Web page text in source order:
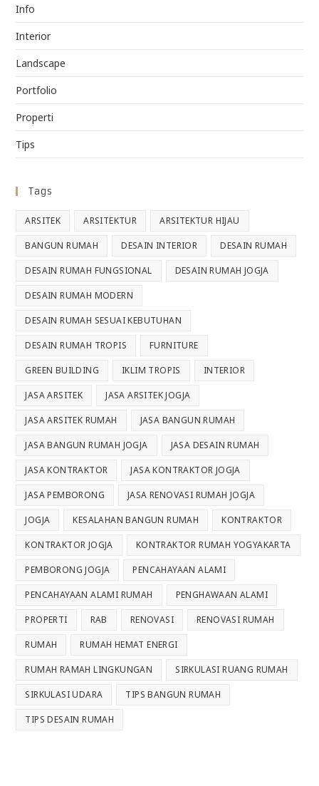
Info
Interior
Landscape
Portfolio
Properti
Tips
Tags
ARSITEK ARSITEKTUR ARSITEKTUR HIJAU
BANGUN RUMAH DESAIN INTERIOR DESAIN RUMAH
DESAIN RUMAH FUNGSIONAL DESAIN RUMAH JOGJA
DESAIN RUMAH MODERN
DESAIN RUMAH SESUAI KEBUTUHAN
DESAIN RUMAH TROPIS FURNITURE
GREEN BUILDING IKLIM TROPIS INTERIOR
JASA ARSITEK JASA ARSITEK JOGJA
JASA ARSITEK RUMAH JASA BANGUN RUMAH
JASA BANGUN RUMAH JOGJA JASA DESAIN RUMAH
JASA KONTRAKTOR JASA KONTRAKTOR JOGJA
JASA PEMBORONG JASA RENOVASI RUMAH JOGJA
JOGJA KESALAHAN BANGUN RUMAH KONTRAKTOR
KONTRAKTOR JOGJA KONTRAKTOR RUMAH YOGYAKARTA
PEMBORONG JOGJA PENCAHAYAAN ALAMI
PENCAHAYAAN ALAMI RUMAH PENGHAWAAN ALAMI
PROPERTI RAB RENOVASI RENOVASI RUMAH
RUMAH RUMAH HEMAT ENERGI
RUMAH RAMAH LINGKUNGAN SIRKULASI RUANG RUMAH
SIRKULASI UDARA TIPS BANGUN RUMAH
TIPS DESAIN RUMAH